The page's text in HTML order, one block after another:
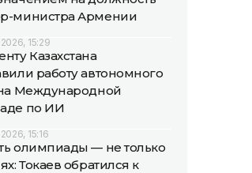
министра Армении
15:29
Казахстана
работу автономного
Международной
по ИИ
15:16
олимпиады — не только
Токаев обратился к